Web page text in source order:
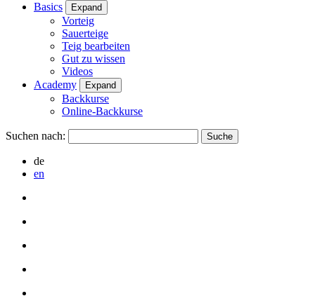
Basics
Expand
Vorteig
Sauerteige
Teig bearbeiten
Gut zu wissen
Videos
Academy
Expand
Backkurse
Online-Backkurse
Suchen nach:
de
en